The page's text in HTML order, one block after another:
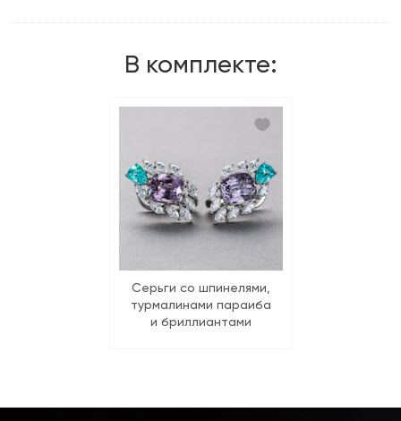
В комплекте:
Серьги со шпинелями,
турмалинами параиба
и бриллиантами